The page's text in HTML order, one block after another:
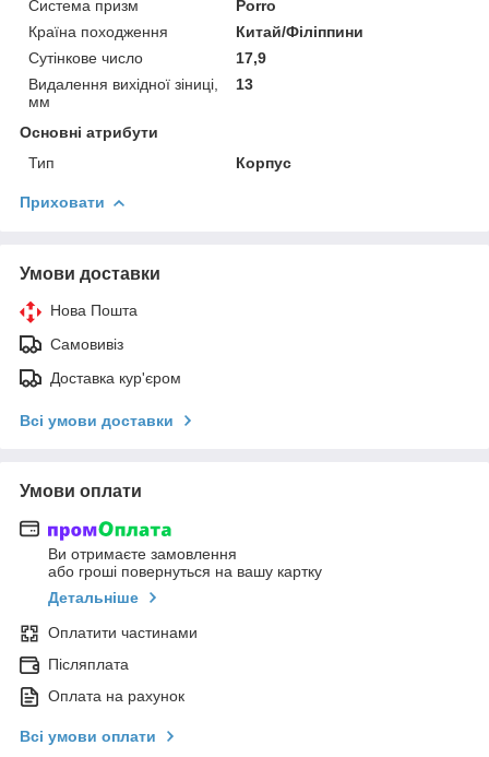
Система призм
Porro
Країна походження
Китай/Філіппини
Сутінкове число
17,9
Видалення вихідної зіниці,
мм
13
Основні атрибути
Тип
Корпус
Приховати
Умови доставки
Нова Пошта
Самовивіз
Доставка кур'єром
Всі умови доставки
Умови оплати
Ви отримаєте замовлення
або гроші повернуться на вашу картку
Детальніше
Оплатити частинами
Післяплата
Оплата на рахунок
Всі умови оплати